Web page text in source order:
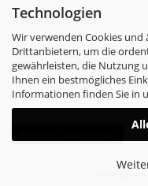
Technologien
Wir verwenden Cookies und
Drittanbietern, um die
gewährleisten, die Nutzung
Ihnen ein bestmögliches
Informationen finden Sie in
Kontakt:
+49 8191 9473-311
shop(at)the-buttique.com